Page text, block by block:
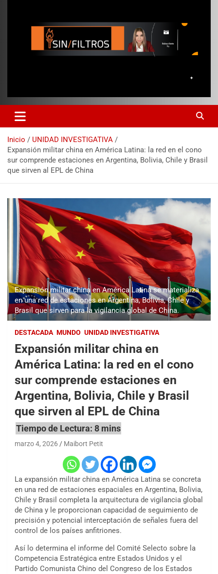
Inicio
UNIDAD INVESTIGATIVA
Expansión militar china en América Latina: la red en el cono
sur comprende estaciones en Argentina, Bolivia, Chile y Brasil
que sirven al EPL de China
Expansión militar china en América Latina se materializa
en una red de estaciones en Argentina, Bolivia, Chile y
Brasil que sirven para la vigilancia global de China.
DESTACADA MUNDO UNIDAD INVESTIGATIVA
Expansión militar china en
América Latina: la red en el cono
sur comprende estaciones en
Argentina, Bolivia, Chile y Brasil
que sirven al EPL de China
marzo 4, 2026 Maibort Petit
La expansión militar china en América Latina se concreta
en una red de estaciones espaciales en Argentina, Bolivia,
Chile y Brasil completa la arquitectura de vigilancia global
de China y le proporcionan capacidad de seguimiento de
precisión y potencial interceptación de señales fuera del
control de los países anfitriones.
Así lo determina el informe del Comité Selecto sobre la
Competencia Estratégica entre Estados Unidos y el
Partido Comunista Chino del Congreso de los Estados